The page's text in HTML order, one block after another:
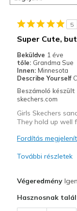
5
Super Cute,
Beküldve 1 éve
tőle: Grandma Sue
Innen: Minnesota
Describe Yourself
Beszámoló
skechers.com
Girls Skechers
They hold up well
Fordítás
További részletek
Comfortable
Végeredmény
Hasznosnak